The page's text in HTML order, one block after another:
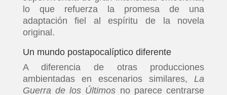
lo que refuerza la promesa de una
adaptación fiel al espíritu de la novela
original.
Un mundo postapocalíptico diferente
A diferencia de otras producciones
ambientadas en escenarios similares, La
Guerra de los Últimos no parece centrarse